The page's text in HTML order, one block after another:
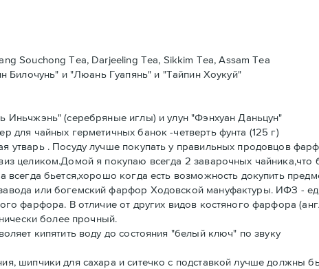
Souchong Tea, Darjeeling Tea, Sikkim Tea, Assam Tea
Билочунь" и "Люань Гуапянь" и "Тайпин Хоукуй"
(серебряные иглы) и улун "Фэнхуан Даньцун"
чайных герметичных банок -четверть фунта (125 г)
утварь . Посуду лучше покупать у правильных продовцов
целиком.Домой я покупаю всегда 2 заварочных чайника,что
всегда бьется,хорошо когда есть возможность докупить
или богемский фарфор Ходовской мануфактуры. ИФЗ -
фарфора. В отличие от других видов костяного фарфора
более прочный.
кипятить воду до состояния "белый ключ" по звуку
шипчики для сахара и ситечко с подставкой лучше должны